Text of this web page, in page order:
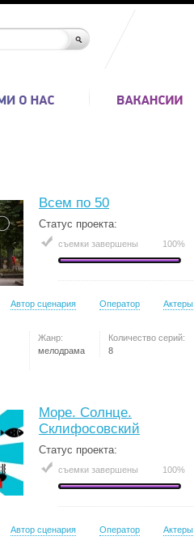
Всем по 50
Статус проекта:
съемки завершены 100%
Автор сценария Оператор Актеры
Жанр:
мелодрама
Количество серий:
8
Море. Солнце.
Склифосовский
Статус проекта:
съемки завершены 100%
Автор сценария Оператор Актеры